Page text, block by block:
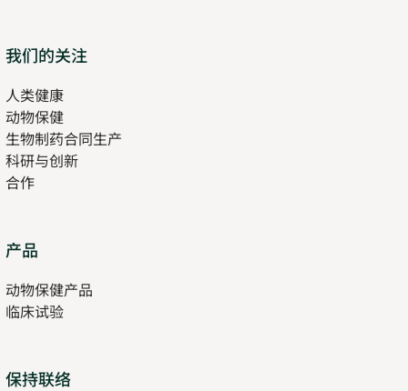
我们的关注
人类健康
new
tab
动物保健
生物制药合同生产
科研与创新
合作
产品
new
tab
动物保健产品
临床试验
保持联络